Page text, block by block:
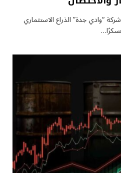
2026 أطلقت شركة “وادي جدة” الذراع الاستثماري